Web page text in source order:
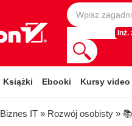
Inż.
Książki Ebooki Kursy video
Biznes IT » Rozwój osobisty »